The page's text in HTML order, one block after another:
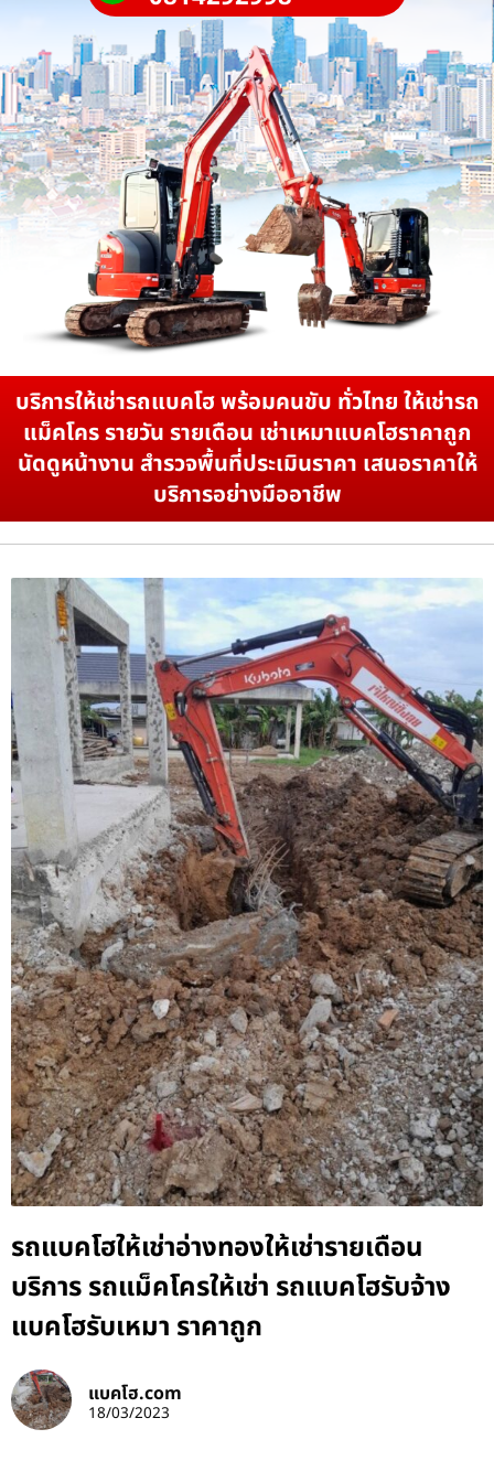
บริการให้เช่ารถแบคโฮ พร้อมคนขับ ทั่วไทย ให้เช่ารถ
แม็คโคร รายวัน รายเดือน เช่าเหมาแบคโฮราคาถูก
นัดดูหน้างาน สำรวจพื้นที่ประเมินราคา เสนอราคาให้
บริการอย่างมืออาชีพ
รถแบคโฮให้เช่าอ่างทองให้เช่ารายเดือน
บริการ รถแม็คโครให้เช่า รถแบคโฮรับจ้าง
แบคโฮรับเหมา ราคาถูก
แบคโฮ.com
18/03/2023